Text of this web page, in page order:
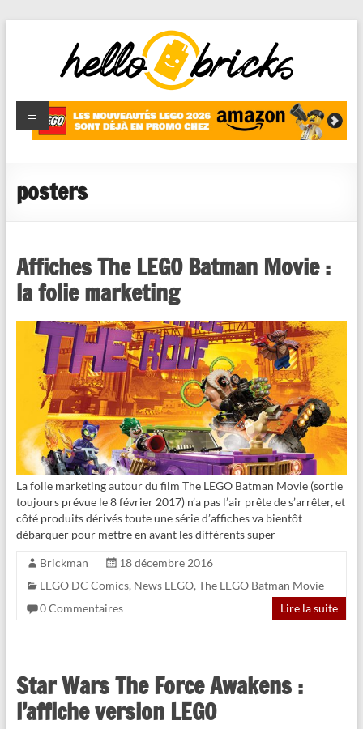
HelloBricks
Blog LEGO,
nouveaut�s
reviews
posters
Affiches The LEGO Batman Movie :
la folie marketing
La folie marketing autour du film The LEGO Batman Movie (sortie
toujours prévue le 8 février 2017) n’a pas l’air prête de s’arrêter, et
côté produits dérivés toute une série d’affiches va bientôt
débarquer pour mettre en avant les différents super
Brickman
18 décembre 2016
LEGO DC Comics, News LEGO, The LEGO Batman Movie
0 Commentaires
Lire la suite
Star Wars The Force Awakens :
l’affiche version LEGO